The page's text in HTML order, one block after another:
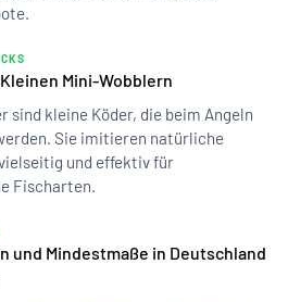
Mini-Wobblern
sind kleine Köder, die beim Angeln
Sie imitieren natürliche
und effektiv für
Fischarten.
und Mindestmaße in Deutschland